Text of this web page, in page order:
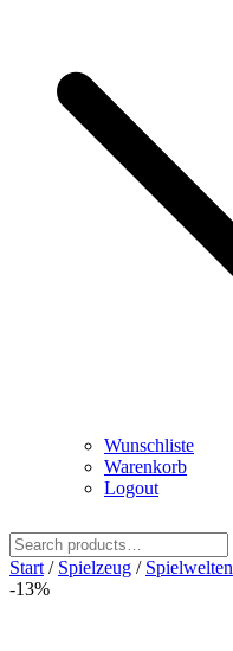
Wunschliste
Warenkorb
Logout
for:
Start / Spielzeug / Spielwelten
-13%